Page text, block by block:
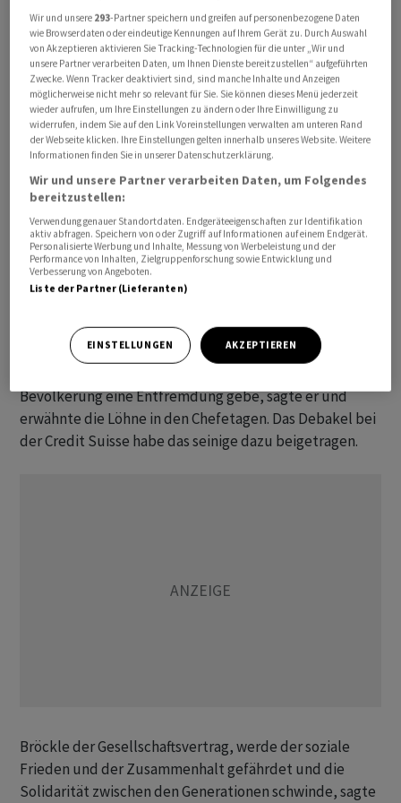
attraktiv, weil sie mehr als ein Wirtschaftsstandort sei,
sagte der Zuger Nationalrat. Sie biete Rechtssicherheit,
Stabilität, sozialen Frieden und Rücksicht auf die
Schwachen und Minderheiten.
Es dürfe nicht nur um Deregulierung, tiefe Steuern und
eine unbegrenzte Verfügbarkeit von Arbeitskräften aus
der ganzen Welt gehen, erklärte Pfister. Die direkte
Demokratie, die politischen Institutionen und der
Zusammenhalt seien «unschätzbar wichtigere
Faktoren».
Entfremdung bereitet Sorge
Pfister forderte, dass die Wirtschaft wieder mehr
Verantwortung übernehme. Es bereite ihm Sorge, dass
Bevölkerung eine Entfremdung gebe, sagte er und
erwähnte die Löhne in den Chefetagen. Das Debakel bei
der Credit Suisse habe das seinige dazu beigetragen.
Bröckle der Gesellschaftsvertrag, werde der soziale
Frieden und der Zusammenhalt gefährdet und die
Solidarität zwischen den Generationen schwinde, sagte
Wir und unsere 293-Partner speichern und greifen auf personenbezogene Daten
wie Browserdaten oder eindeutige Kennungen auf Ihrem Gerät zu. Durch Auswahl
von Akzeptieren aktivieren Sie Tracking-Technologien für die unter „Wir und
unsere Partner verarbeiten Daten, um Ihnen Dienste bereitzustellen“ aufgeführten
Zwecke. Wenn Tracker deaktiviert sind, sind manche Inhalte und Anzeigen
möglicherweise nicht mehr so relevant für Sie. Sie können dieses Menü jederzeit
wieder aufrufen, um Ihre Einstellungen zu ändern oder Ihre Einwilligung zu
widerrufen, indem Sie auf den Link Voreinstellungen verwalten am unteren Rand
der Webseite klicken. Ihre Einstellungen gelten innerhalb unseres Website. Weitere
Informationen finden Sie in unserer Datenschutzerklärung.
Wir und unsere Partner verarbeiten Daten, um Folgendes
bereitzustellen:
Verwendung genauer Standortdaten. Endgeräteeigenschaften zur Identifikation
aktiv abfragen. Speichern von oder Zugriff auf Informationen auf einem Endgerät.
Personalisierte Werbung und Inhalte, Messung von Werbeleistung und der
Performance von Inhalten, Zielgruppenforschung sowie Entwicklung und
Verbesserung von Angeboten.
Liste der Partner (Lieferanten)
EINSTELLUNGEN AKZEPTIEREN